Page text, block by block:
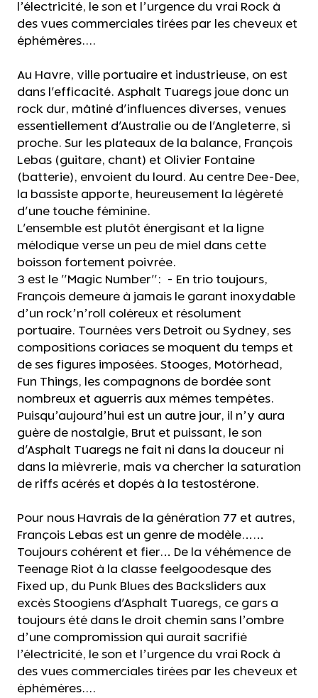
l’électricité, le son et l’urgence du vrai Rock à
des vues commerciales tirées par les cheveux et
éphémères....
Au Havre, ville portuaire et industrieuse, on est
dans l'efficacité. Asphalt Tuaregs joue donc un
rock dur, mâtiné d'influences diverses, venues
essentiellement d'Australie ou de l'Angleterre, si
proche. Sur les plateaux de la balance, François
Lebas (guitare, chant) et Olivier Fontaine
(batterie), envoient du lourd. Au centre Dee-Dee,
la bassiste apporte, heureusement la légèreté
d'une touche féminine.
L'ensemble est plutôt énergisant et la ligne
mélodique verse un peu de miel dans cette
boisson fortement poivrée.
3 est le "Magic Number": - En trio toujours,
François demeure à jamais le garant inoxydable
d’un rock’n’roll coléreux et résolument
portuaire. Tournées vers Detroit ou Sydney, ses
compositions coriaces se moquent du temps et
de ses figures imposées. Stooges, Motörhead,
Fun Things, les compagnons de bordée sont
nombreux et aguerris aux mêmes tempêtes.
Puisqu’aujourd’hui est un autre jour, il n’y aura
guère de nostalgie, Brut et puissant, le son
d'Asphalt Tuaregs ne fait ni dans la douceur ni
dans la mièvrerie, mais va chercher la saturation
de riffs acérés et dopés à la testostérone.
Pour nous Havrais de la génération 77 et autres,
François Lebas est un genre de modèle……
Toujours cohérent et fier… De la véhémence de
Teenage Riot à la classe feelgoodesque des
Fixed up, du Punk Blues des Backsliders aux
excès Stoogiens d'Asphalt Tuaregs, ce gars a
toujours été dans le droit chemin sans l’ombre
d’une compromission qui aurait sacrifié
l’électricité, le son et l’urgence du vrai Rock à
des vues commerciales tirées par les cheveux et
éphémères....